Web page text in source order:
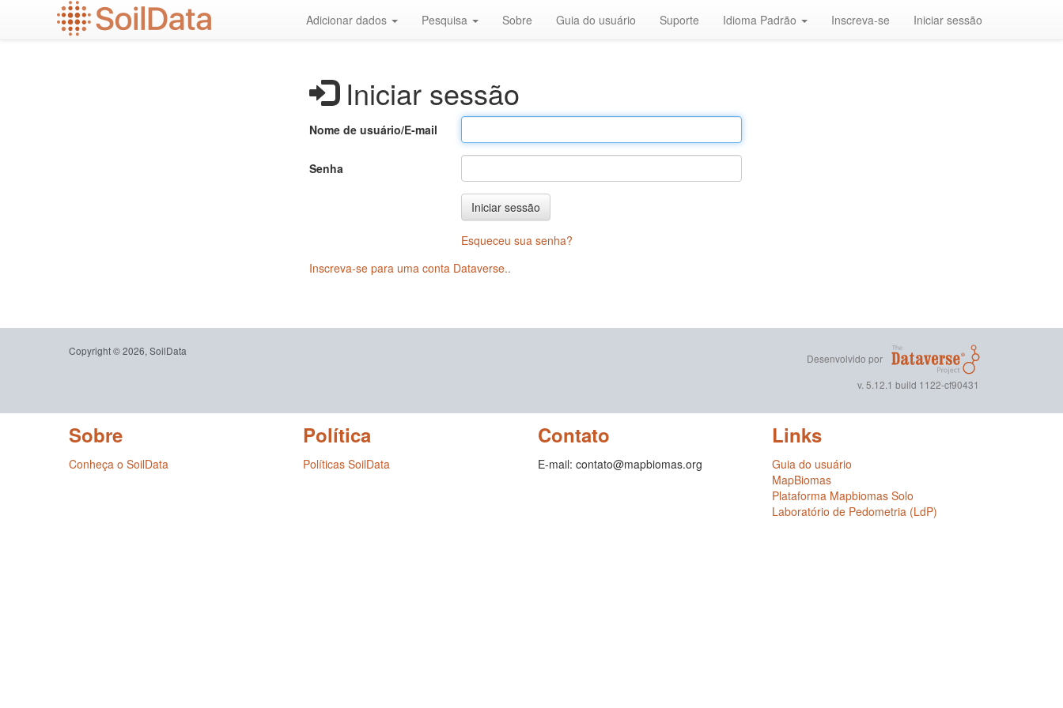
Adicionar dados Pesquisa Sobre Guia do usuário Suporte Idioma Padrão Inscreva-se Iniciar sessão
Iniciar sessão
Nome de usuário/E-mail
Senha
Iniciar sessão
Esqueceu sua senha?
Inscreva-se para uma conta Dataverse..
Copyright © 2026, SoilData
Desenvolvido por
v. 5.12.1 build 1122-cf90431
Sobre
Conheça o SoilData
Política
Políticas SoilData
Contato
E-mail: contato@mapbiomas.org
Links
Guia do usuário
MapBiomas
Plataforma Mapbiomas Solo
Laboratório de Pedometria (LdP)